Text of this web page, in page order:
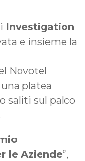
Investigation
e insieme la
Novotel
platea
saliti sul palco
le Aziende”,